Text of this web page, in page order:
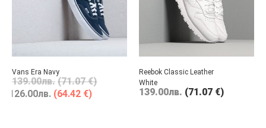
Vans Era Navy
139.00лв. (71.07 €)
126.00лв. (64.42 €)
Reebok Classic Leather
White
139.00лв. (71.07 €)